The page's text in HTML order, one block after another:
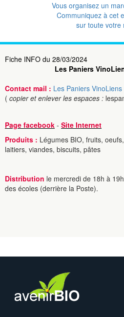
Vous organisez un
Communiquez à cet
sur toute votre
Fiche INFO du 28/03/2024
Les Paniers
Contact mail : Les Paniers VinoLiens
( copier et enlever les espaces :
Page facebook - Site Internet
Produits : Légumes BIO, fruits,
laitiers, viandes, biscuits, pâtes
Distribution le mercredi de 18h à
des écoles (derrière la Poste).